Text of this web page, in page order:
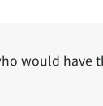
would have